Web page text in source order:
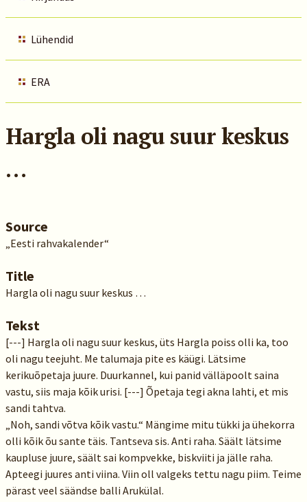
Lühendid
ERA
Hargla oli nagu suur keskus
…
Source
„Eesti rahvakalender“
Title
Hargla oli nagu suur keskus …
Tekst
[---] Hargla oli nagu suur keskus, üts Hargla poiss olli ka, too
oli nagu teejuht. Me talumaja pite es käügi. Lätsime
kerikuõpetaja juure. Duurkannel, kui panid välläpoolt saina
vastu, siis maja kõik urisi. [---] Õpetaja tegi akna lahti, et mis
sandi tahtva.
„Noh, sandi võtva kõik vastu.“ Mängime mitu tükki ja ühekorra
olli kõik õu sante täis. Tantseva sis. Anti raha. Säält lätsime
kaupluse juure, säält sai kompvekke, biskviiti ja jälle raha.
Apteegi juures anti viina. Viin oll valgeks tettu nagu piim. Teime
pärast veel säändse balli Arukülal.